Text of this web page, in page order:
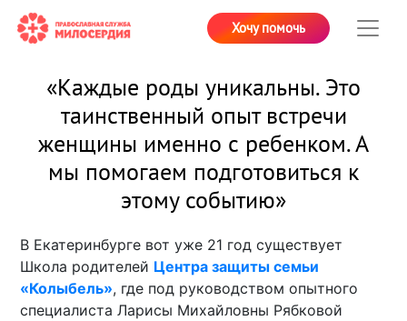
Хочу помочь
«Каждые роды уникальны. Это
таинственный опыт встречи
женщины именно с ребенком. А
мы помогаем подготовиться к
этому событию»
В Екатеринбурге вот уже 21 год существует
Школа родителей Центра защиты семьи
«Колыбель», где под руководством опытного
специалиста Ларисы Михайловны Рябковой